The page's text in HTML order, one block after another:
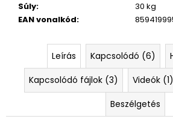
Súly:
30 kg
EAN vonalkód:
Leírás Kapcsolódó (6)
Kapcsolódó fájlok (3)
Videók (1)
Beszélgetés